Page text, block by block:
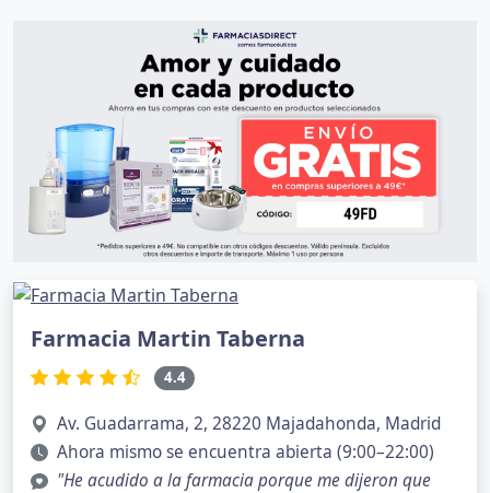
Farmacia Martin Taberna
4.4
Av. Guadarrama, 2, 28220 Majadahonda, Madrid
Ahora mismo se encuentra abierta (9:00–22:00)
"He acudido a la farmacia porque me dijeron que